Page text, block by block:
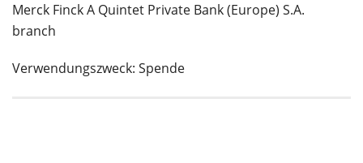
Merck Finck A Quintet Private Bank (Europe) S.A.
branch
Verwendungszweck: Spende